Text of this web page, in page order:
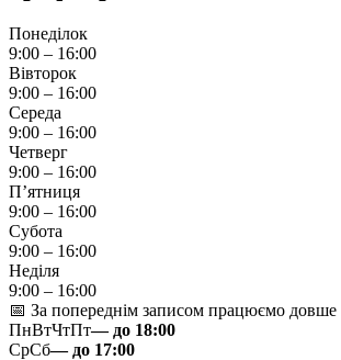
Понеділок
9:00 – 16:00
Вівторок
9:00 – 16:00
Середа
9:00 – 16:00
Четверг
9:00 – 16:00
П’ятниця
9:00 – 16:00
Субота
9:00 – 16:00
Неділя
9:00 – 16:00
📅 За попереднім записом працюємо довше
ПнВтЧтПт— до 18:00
СрСб— до 17:00